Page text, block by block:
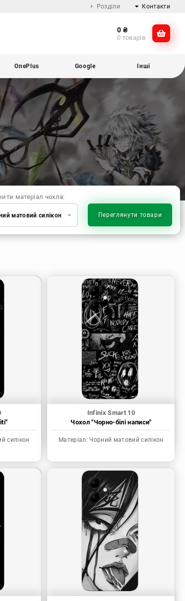
Розділи Контакти
@dikocase
0 ₴
0 товарів
OnePlus Google Інші
матеріал чохла:
матовий силікон Переглянути товари
силікон
Infinix Smart 10
Чохол "Чорно-білі написи"
Матеріал: Чорний матовий силікон